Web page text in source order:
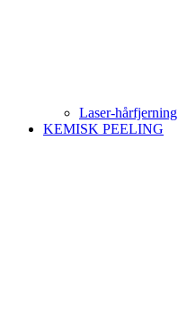
Laser-hårfjerning
KEMISK PEELING